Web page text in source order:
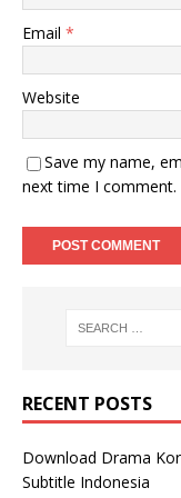
Email *
Website
Save my name,
next time I comment.
RECENT POSTS
Download Drama
Subtitle Indonesia